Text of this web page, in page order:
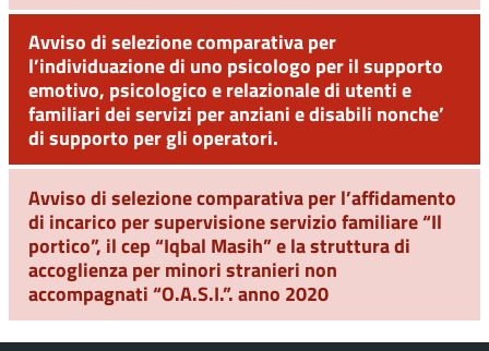
Avviso di selezione comparativa per
l’individuazione di uno psicologo per il supporto
emotivo, psicologico e relazionale di utenti e
familiari dei servizi per anziani e disabili nonche’
di supporto per gli operatori.
Avviso di selezione comparativa per l’affidamento
di incarico per supervisione servizio familiare “Il
portico”, il cep “Iqbal Masih” e la struttura di
accoglienza per minori stranieri non
accompagnati “O.A.S.I.”. anno 2020